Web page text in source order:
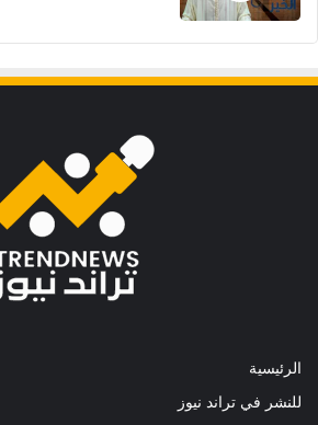
الرئيسية
للنشر في تراند نيوز